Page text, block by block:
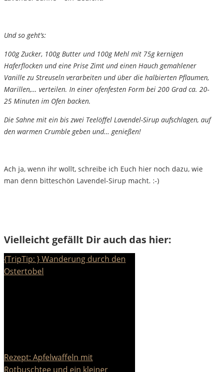
Und so geht’s:
100g Zucker, 100g Butter und 100g Mehl mit 75g kernigen
Haferflocken und eine Prise Zimt und einen Hauch gemahlener
Vanille zu Streuseln verarbeiten und über die halbierten Pflaumen,
Marillen,… verteilen. In einer ofenfesten Form bei 200 Grad ca. 20-
25 Minuten im Ofen backen.
Die Sahne mit ein bis zwei Teelöffel Lavendel-Sirup aufschlagen, auf
den warmen Crumble geben und… genießen!
Ach ja, wenn ihr wollt, schreibe ich Euch hier noch dazu, wie
man denn bitteschön Lavendel-Sirup macht. :-)
Vielleicht gefällt Dir auch das hier:
{TripTip: } Wanderung durch den
Ostertobel
Rezept: Apfelwaffeln mit
Rotbuschtee und ein kleiner